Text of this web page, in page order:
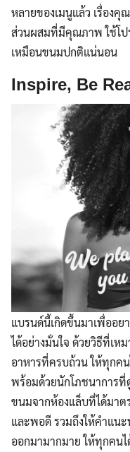
หลายของเมนูแล้ว เรื่อง
ส่วนผสมที่มีคุณภาพ ใช้โป
เหมือนขนมปกติแน่นอน
Inspire, Be
แบรนด์นี้เกิดขึ้นมาเพื่ออย
ได้อย่างมั่นใจ ด้วยวิธีที่เห
อาหารที่ครบถ้วน ให้ทุกค
พร้อมด้วยนักโภชนาการที่
ขนมจากห้องแล็บที่ได้มาต
และพอดี รวมถึงให้คำแน
ออกมามากมาย ให้ทุกคน